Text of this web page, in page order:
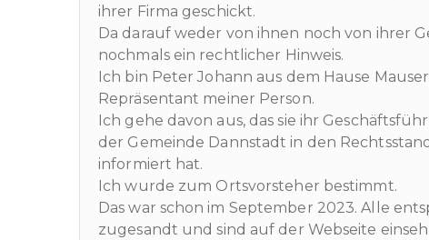
ihrer Firma geschickt.
Da darauf weder von ihnen noch von ihrer
nochmals ein rechtlicher Hinweis.
Ich bin Peter Johann aus dem Hause
Repräsentant meiner Person.
Ich gehe davon aus, das sie ihr
der Gemeinde Dannstadt in den
informiert hat.
Ich wurde zum Ortsvorsteher bestimmt.
Das war schon im September 2023. Alle
zugesandt und sind auf der Webseite